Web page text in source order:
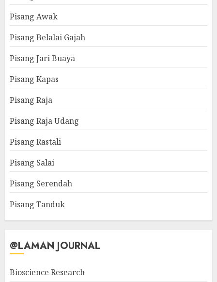
Pisang Awak
Pisang Belalai Gajah
Pisang Jari Buaya
Pisang Kapas
Pisang Raja
Pisang Raja Udang
Pisang Rastali
Pisang Salai
Pisang Serendah
Pisang Tanduk
@LAMAN JOURNAL
Bioscience Research